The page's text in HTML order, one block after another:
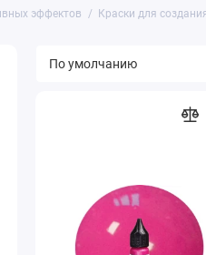
эффектов Краски для